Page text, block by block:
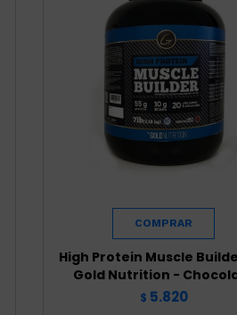
High Protein Muscle
Gold Nutrition -
$ 5.820